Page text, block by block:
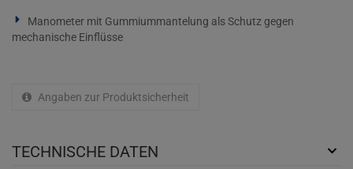
Manometer mit Gummiummantelung als Schutz gegen
mechanische Einflüsse
Angaben zur Produktsicherheit
TECHNISCHE DATEN